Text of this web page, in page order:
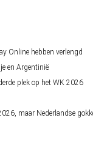
Online hebben verlengd
en Argentinië
plek op het WK 2026
maar Nederlandse